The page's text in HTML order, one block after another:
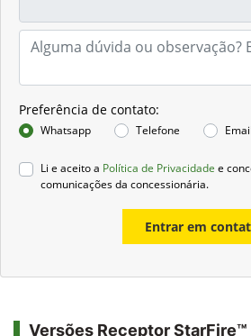
Preferência de contato:
Whatsapp Telefone Email
Li e aceito a Política de Privacidade e
comunicações da concessionária.
Entrar em
Versões Receptor